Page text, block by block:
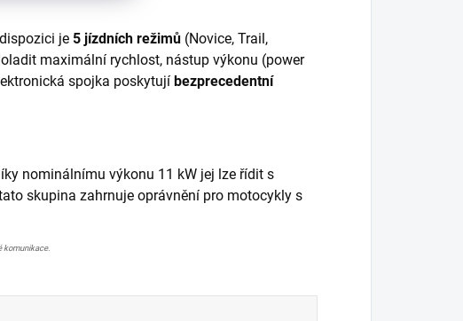
je 5 jízdních režimů (Novice, Trail,
maximální rychlost, nástup výkonu (power
spojka poskytují bezprecedentní
nominálnímu výkonu 11 kW jej lze řídit s
skupina zahrnuje oprávnění pro motocykly s
komunikace.